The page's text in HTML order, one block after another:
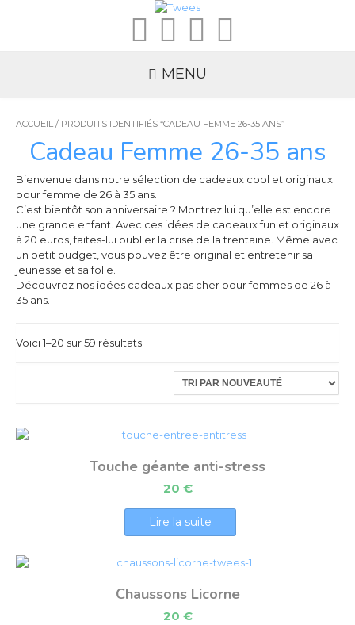
MENU
ACCUEIL / PRODUITS IDENTIFIÉS “CADEAU FEMME 26-35 ANS”
Cadeau Femme 26-35 ans
Bienvenue dans notre sélection de cadeaux cool et originaux
pour femme de 26 à 35 ans.
C’est bientôt son anniversaire ? Montrez lui qu’elle est encore
une grande enfant. Avec ces idées de cadeaux fun et originaux
à 20 euros, faites-lui oublier la crise de la trentaine. Même avec
un petit budget, vous pouvez être original et entretenir sa
jeunesse et sa folie.
Découvrez nos idées cadeaux pas cher pour femmes de 26 à
35 ans.
Voici 1–20 sur 59 résultats
Touche géante anti-stress
20 €
Lire la suite
Chaussons Licorne
20 €